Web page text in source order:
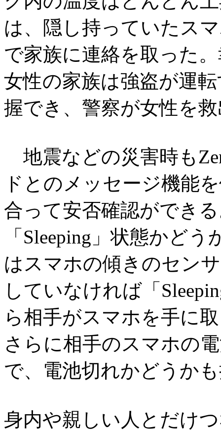
は、隠し持っていたス
で家族に連絡を取った
女性の家族は強盗が運
握でき、警察が女性を
地震などの災害時も
ドとのメッセージ機能
合って安否確認ができ
「Sleeping」状態かど
はスマホの傾きのセン
していなければ「
ら相手がスマホを手に
さらに相手のスマホの
で、電池切れかどうか
身内や親しい人とだけ